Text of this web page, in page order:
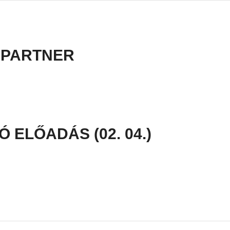
PARTNER
ELŐADÁS (02. 04.)